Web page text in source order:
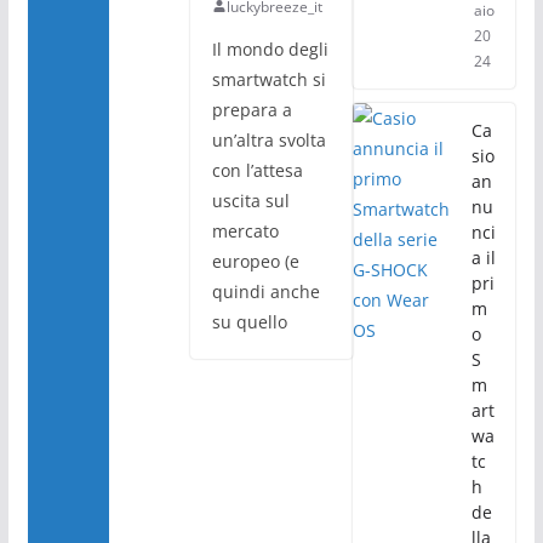
luckybreeze_it
Il mondo degli
smartwatch si
prepara a
un’altra svolta
con l’attesa
uscita sul
mercato
europeo (e
quindi anche
su quello
aio
20
24
Ca
sio
an
nu
nci
a il
pri
m
o
S
m
art
wa
tc
h
de
lla